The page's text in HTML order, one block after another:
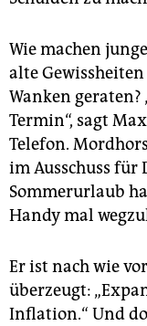
Wie machen
alte
Wanken
Termin“, sagt
Telefon.
im Ausschuss für
Sommerurlaub
Handy mal
Er ist nach wie
überzeugt:
Inflation.“ Und